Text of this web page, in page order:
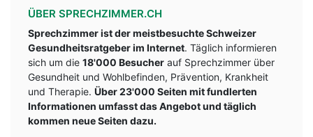
ÜBER SPRECHZIMMER.CH
Sprechzimmer ist der meistbesuchte Schweizer
Gesundheitsratgeber im Internet. Täglich informieren
sich um die 18'000 Besucher auf Sprechzimmer über
Gesundheit und Wohlbefinden, Prävention, Krankheit
und Therapie. Über 23'000 Seiten mit fundlerten
Informationen umfasst das Angebot und täglich
kommen neue Seiten dazu.